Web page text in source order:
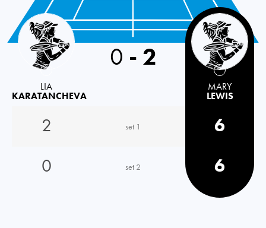
Bulgaria
LIA
KARATANCHEVA
0 - 2
MARY
LEWIS
2 set 1
6
0
set 2 6